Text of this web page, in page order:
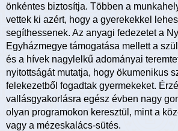
önkéntes biztosítja. Többen a
vettek ki azért, hogy a gyerekekkel
segíthessenek. Az anyagi fedezetet a
Egyházmegye támogatása mellett a
és a hívek nagylelkű adományai
nyitottságát mutatja, hogy ökumenikus
felekezetből fogadtak gyermekeket.
vallásgyakorlásra egész évben nagy
olyan programokon keresztül, mint a
vagy a mézeskalács-sütés.